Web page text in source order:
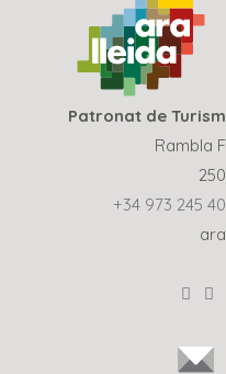
Patronat de
Rambla
+34 973 245